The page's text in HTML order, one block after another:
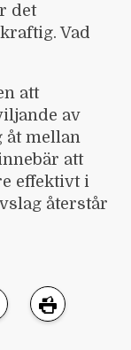
det
Vad
att
av
åt mellan
att
effektivt i
återstår